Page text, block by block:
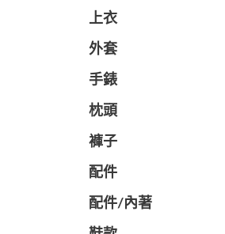
上衣
外套
手錶
枕頭
褲子
配件
配件/內著